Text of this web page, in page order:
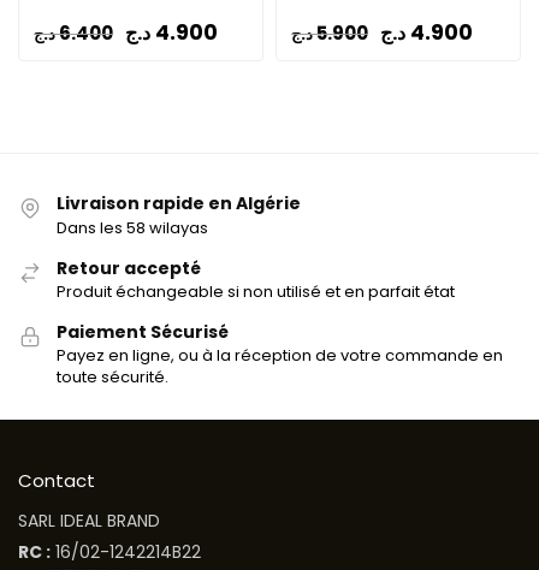
6.400د.ج 4.900 د.ج 5.900د.ج 4.900 د.ج
Livraison rapide en Algérie
Dans les 58 wilayas
Retour accepté
Produit échangeable si non utilisé et en parfait état
Paiement Sécurisé
Payez en ligne, ou à la réception de votre commande en
toute sécurité.
Contact
SARL IDEAL BRAND
RC : 16/02-1242214B22